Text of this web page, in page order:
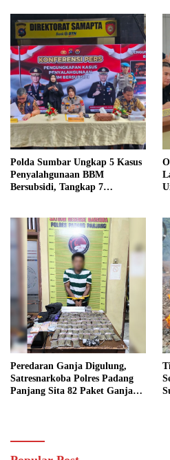
Polda Sumbar Ungkap 5 Kasus
Penyalahgunaan BBM
Bersubsidi, Tangkap 7
Peredaran Ganja Digulung,
Satresnarkoba Polres Padang
Panjang Sita 82 Paket Ganja